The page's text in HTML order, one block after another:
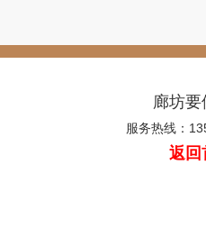
廊坊要
服务热线：
返回